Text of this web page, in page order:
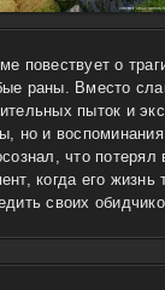
повествует о
раны. Вместо
пыток и
но и
что потерял
когда его
своих